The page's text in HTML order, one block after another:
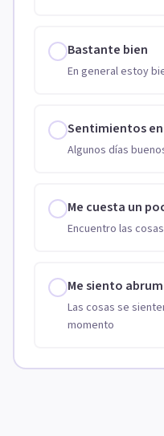
Bastante bien
En general estoy
Sentimientos
Algunos días
Me cuesta un
Encuentro las
Me siento
Las cosas se
momento